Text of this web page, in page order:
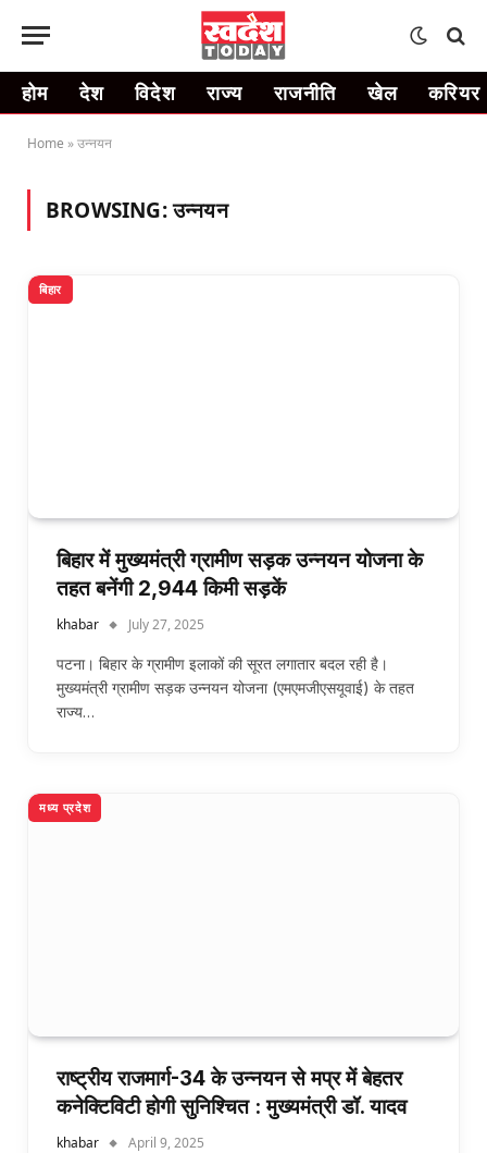
होम देश विदेश राज्य राजनीति खेल करियर
Home »उन्नयन
BROWSING:उन्नयन
बिहार
बिहार में मुख्यमंत्री ग्रामीण सड़क उन्नयन योजना के
तहत बनेंगी 2,944 किमी सड़कें
khabar July 27, 2025
पटना। बिहार के ग्रामीण इलाकों की सूरत लगातार बदल रही है।
मुख्यमंत्री ग्रामीण सड़क उन्नयन योजना (एमएमजीएसयूवाई) के तहत
राज्य…
मध्य प्रदेश
राष्ट्रीय राजमार्ग-34 के उन्नयन से मप्र में बेहतर
कनेक्टिविटी होगी सुनिश्चित : मुख्यमंत्री डॉ. यादव
khabar April 9, 2025